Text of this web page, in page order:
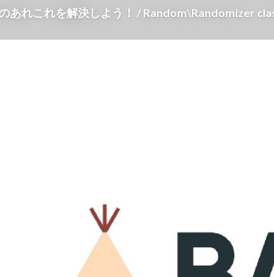
あれこれを解決しよう！ / Random\Randomizer